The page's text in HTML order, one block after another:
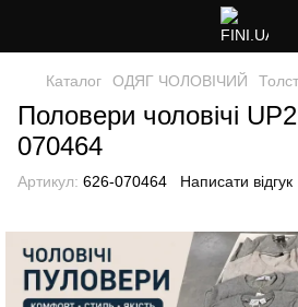
Каталог ОДЯГ ЧОЛОВІЧИЙ
Половери чоловічі
070464
Артикул: 626-070464 Написати відгук